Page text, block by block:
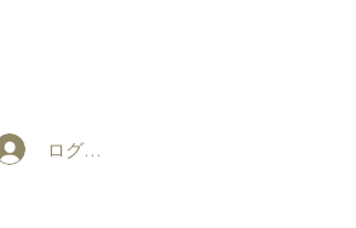
ログイン